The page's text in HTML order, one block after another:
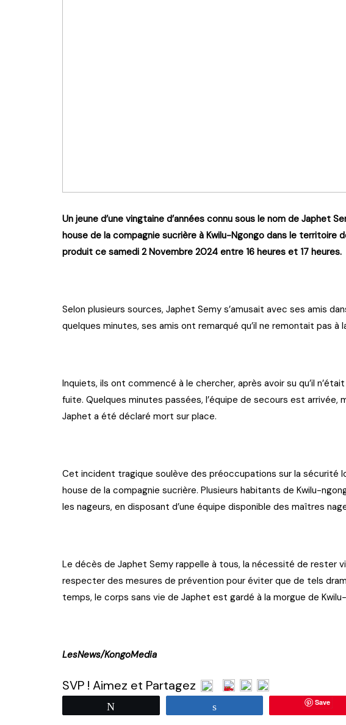
Un jeune d’une vingtaine d’années connu sous le nom de Japhet
house de la compagnie sucrière à Kwilu-Ngongo dans le territoire
produit ce samedi 2 Novembre 2024 entre 16 heures et 17 heures.
Selon plusieurs sources, Japhet Semy s’amusait avec ses amis
quelques minutes, ses amis ont remarqué qu’il ne remontait pas à
Inquiets, ils ont commencé à le chercher, après avoir su qu’il
fuite. Quelques minutes passées, l’équipe de secours est arrivée,
Japhet a été déclaré mort sur place.
Cet incident tragique soulève des préoccupations sur la sécurité
house de la compagnie sucrière. Plusieurs habitants de Kwilu-
les nageurs, en disposant d’une équipe disponible des maîtres
Le décès de Japhet Semy rappelle à tous, la nécessité de rester
respecter des mesures de prévention pour éviter que de tels
temps, le corps sans vie de Japhet est gardé à la morgue de
LesNews/KongoMedia
SVP ! Aimez et Partagez
Save